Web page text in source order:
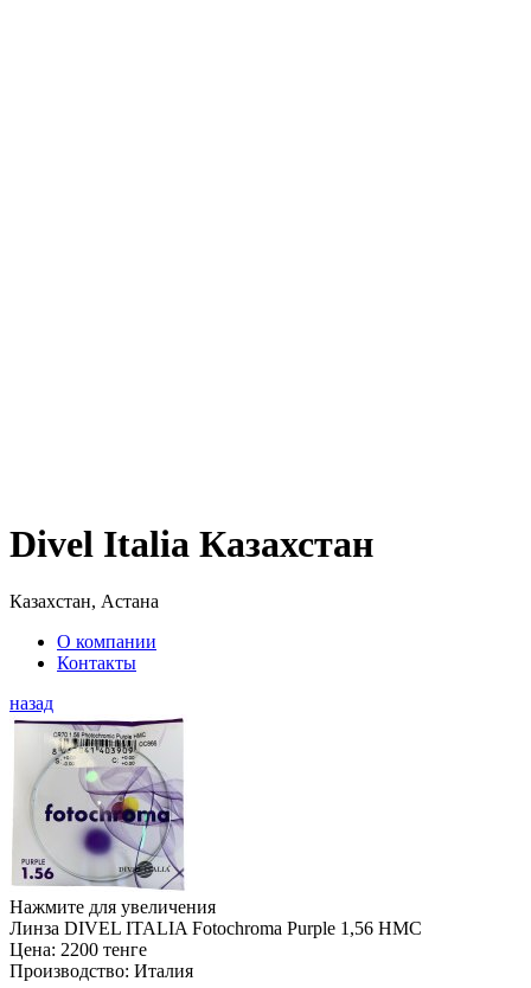
Divel Italia Казахстан
Казахстан, Астана
О компании
Контакты
назад
Нажмите для увеличения
Линза DIVEL ITALIA Fotochroma Purple 1,56 HMC
Цена: 2200 тенге
Производство: Италия